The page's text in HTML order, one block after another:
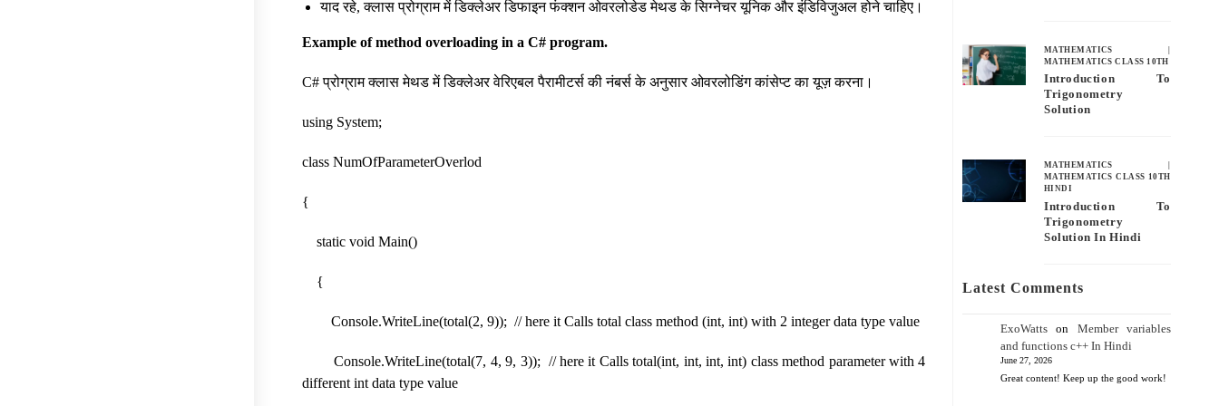
याद रहे, क्लास प्रोग्राम में डिक्लेअर डिफाइन फंक्शन ओवरलोडेड मेथड के सिग्नेचर यूनिक और इंडिविजुअल होने चाहिए।
Example of method overloading in a C# program.
C# प्रोग्राम क्लास मेथड में डिक्लेअर वेरिएबल पैरामीटर्स की नंबर्स के अनुसार ओवरलोडिंग कांसेप्ट का यूज़ करना।
using System;
class NumOfParameterOverlod
{
static void Main()
{
Console.WriteLine(total(2, 9)); // here it Calls total class method (int, int) with 2 integer data type value
Console.WriteLine(total(7, 4, 9, 3)); // here it Calls total(int, int, int, int) class method parameter with 4
different int data type value
MATHEMATICS
MATHEMATICS CLASS 10TH
Introduction To
Trigonometry
Solution
MATHEMATICS
MATHEMATICS CLASS 10TH
HINDI
Introduction To
Trigonometry
Solution In Hindi
Latest Comments
ExoWatts on Member variables
and functions c++ In Hindi
June 27, 2026
Great content! Keep up the good work!